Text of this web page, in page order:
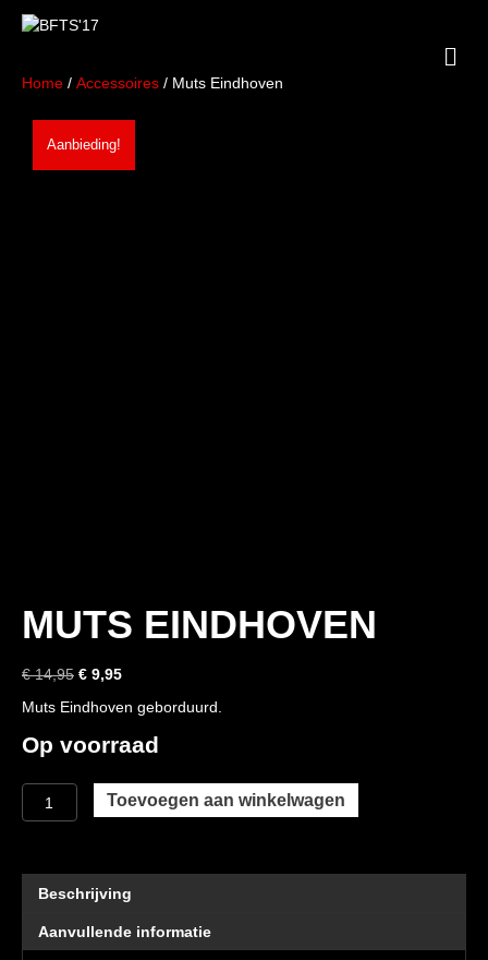
Home / Accessoires / Muts Eindhoven
Aanbieding!
MUTS EINDHOVEN
€14,95 Oorspronkelijke
was:
€ 14,95.
€ 9,95Huidige
is:
€ 9,95.
Muts Eindhoven geborduurd.
Op voorraad
Muts
Eindhoven
Toevoegen aan winkelwagen
Beschrijving
Aanvullende informatie